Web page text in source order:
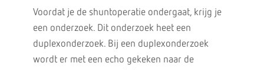
Voordat je de shuntoperatie ondergaat, krijg je
een onderzoek. Dit onderzoek heet een
duplexonderzoek. Bij een duplexonderzoek
wordt er met een echo gekeken naar de